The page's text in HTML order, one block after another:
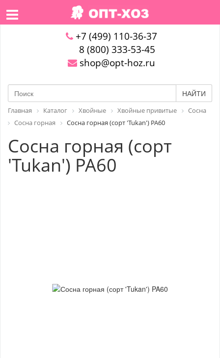
+7 (499) 110-36-37
8 (800) 333-53-45
shop@opt-hoz.ru
НАЙТИ
Главная Каталог Хвойные Хвойные привитые
Сосна
Сосна горная
Сосна горная (сорт 'Tukan') PA60
Сосна горная (сорт
'Tukan') PA60